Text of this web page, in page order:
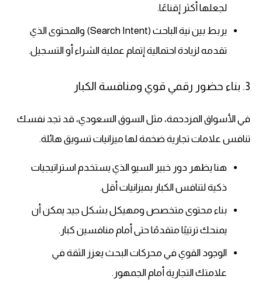
لجعلها أكثر إقناعًا.
يربط بين نية الباحث (Search Intent) والمحتوى الذي
تقدمه لزيادة احتمالية إتمام عملية الشراء أو التسجيل.
3. بناء حضور رقمي قوي ومنافسة الكبار
في الأسواق المزدحمة، مثل السوق السعودي، قد تجد نفسك
تنافس علامات تجارية ضخمة لها ميزانيات تسويق هائلة.
هنا يظهر دور خبير السيو الذي يستخدم استراتيجيات
ذكية لتنافس الكبار بميزانيات أقل.
بناء محتوى متخصص ومهيكل بشكل جيد يمكن أن
يمنحك ترتيبًا متقدمًا حتى أمام منافسين كبار.
الوجود القوي في محركات البحث يعزز الثقة في
علامتك التجارية أمام الجمهور.